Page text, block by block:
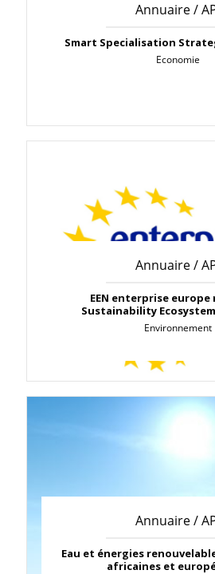
Annuaire /
Smart Specialisation
Economie
Annuaire /
EEN enterprise
Sustainability
Environnement
Annuaire /
Eau et énergies
africaines et